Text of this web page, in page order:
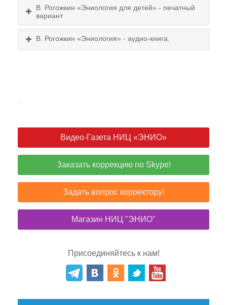
В. Рогожкин «Эниология для детей» - печатный
вариант
В. Рогожкин «Эниология» - аудио-книга.
Видео-Газета НИЦ «ЭНИО»
Заказать коррекцию по Skype!
Задать вопрос корректору!
Магазин НИЦ "ЭНИО"
Присоединяйтесь к нам!